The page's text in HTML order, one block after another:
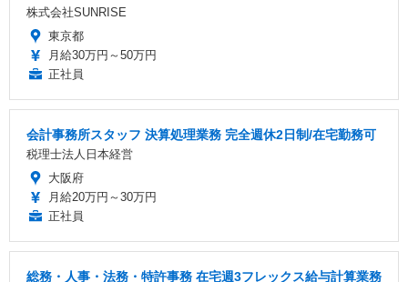
株式会社SUNRISE
東京都
月給30万円～50万円
正社員
会計事務所スタッフ 決算処理業務 完全週休2日制/在宅勤務可
税理士法人日本経営
大阪府
月給20万円～30万円
正社員
総務・人事・法務・特許事務 在宅週3フレックス給与計算業務